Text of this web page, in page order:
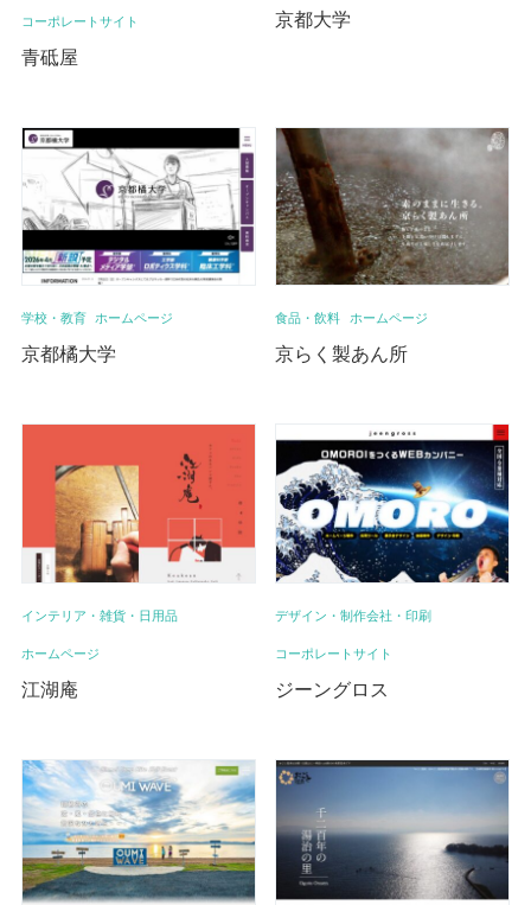
コーポレートサイト
青砥屋
京都大学
学校・教育 ホームページ
京都橘大学
食品・飲料 ホームページ
京らく製あん所
インテリア・雑貨・日用品
ホームページ
江湖庵
デザイン・制作会社・印刷
コーポレートサイト
ジーングロス